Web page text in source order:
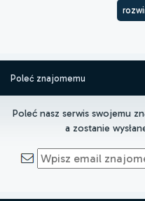
Poleć znajomemu
Poleć nasz serwis swojemu
a zostanie